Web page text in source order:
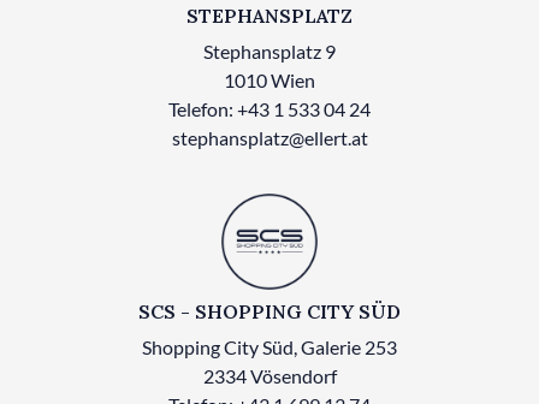
STEPHANSPLATZ
Stephansplatz 9
1010 Wien
Telefon: +43 1 533 04 24
stephansplatz@ellert.at
SCS - SHOPPING CITY SÜD
Shopping City Süd, Galerie 253
2334 Vösendorf